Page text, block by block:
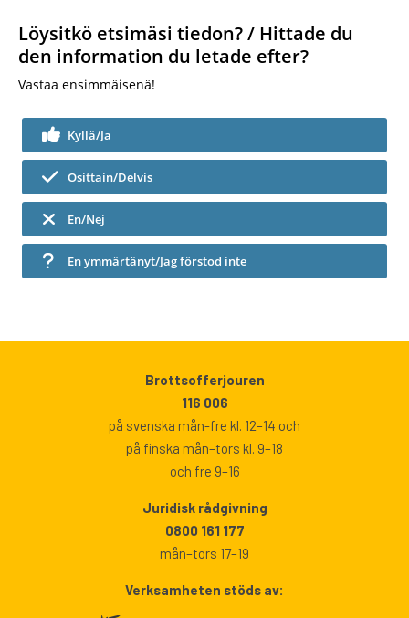
Löysitkö etsimäsi tiedon? / Hittade du
den information du letade efter?
Vastaa ensimmäisenä!
Kyllä/Ja
Osittain/Delvis
En/Nej
En ymmärtänyt/Jag förstod inte
Brottsofferjouren
116 006
på svenska mån-fre kl. 12–14 och
på finska mån–tors kl. 9–18
och fre 9–16
Juridisk rådgivning
0800 161 177
mån–tors 17–19
Verksamheten stöds av: